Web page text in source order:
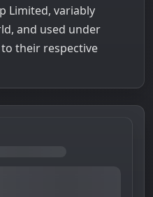
Limited, variably
and used under
their respective